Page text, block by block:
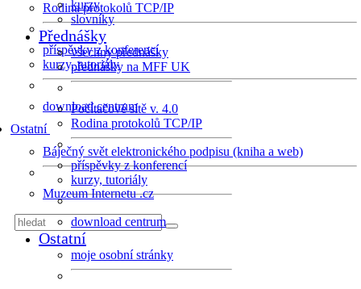
Rodina protokolů TCP/IP
příspěvky z konferencí
kurzy, tutoriály
download centrum
Ostatní
Báječný svět elektronického podpisu (kniha a web)
Muzeum Internetu .cz
kurzy
slovníky
Přednášky
všechny přednášky
přednášky na MFF UK
Počítačové sítě v. 4.0
Rodina protokolů TCP/IP
příspěvky z konferencí
kurzy, tutoriály
download centrum
Ostatní
moje osobní stránky